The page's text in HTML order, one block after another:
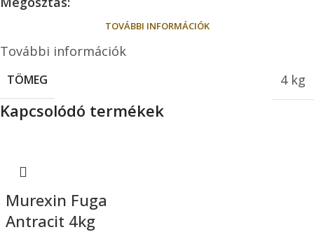
TOVÁBBI INFORMÁCIÓK
További információk
TÖMEG 4 kg
Kapcsolódó termékek
Murexin Fuga
Antracit 4kg